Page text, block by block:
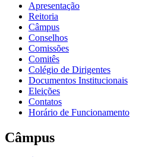
Apresentação
Reitoria
Câmpus
Conselhos
Comissões
Comitês
Colégio de Dirigentes
Documentos Institucionais
Eleições
Contatos
Horário de Funcionamento
Câmpus